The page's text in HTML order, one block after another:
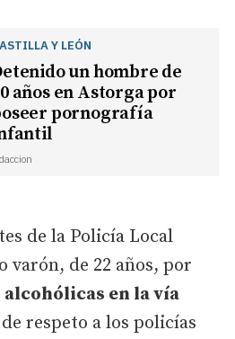
Y LEÓN
un hombre de
años en Astorga por
pornografía
de la Policía Local
varón, de 22 años, por
en la vía
respeto a los policías